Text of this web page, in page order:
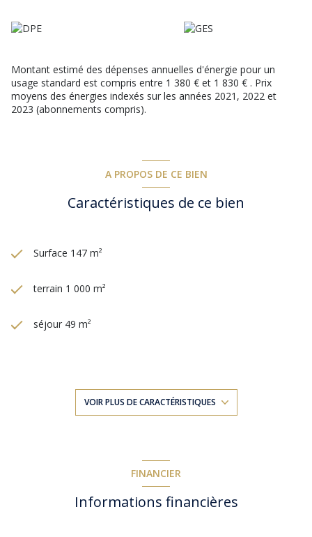
Montant estimé des dépenses annuelles d'énergie pour un
usage standard est compris entre 1 380 € et 1 830 € . Prix
moyens des énergies indexés sur les années 2021, 2022 et
2023 (abonnements compris).
A PROPOS DE CE BIEN
Caractéristiques de ce bien
Surface 147 m²
terrain 1 000 m²
séjour 49 m²
cuisine séparée (équipée)
VOIR PLUS DE CARACTÉRISTIQUES
FINANCIER
Informations financières